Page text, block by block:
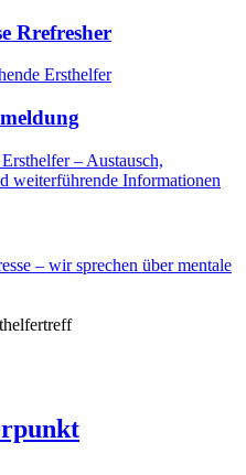
Rrefresher
Ersthelfer
– Austausch,
weiterführende Informationen
– wir sprechen über mentale